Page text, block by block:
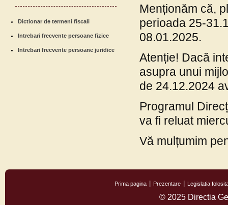
Dictionar de termeni fiscali
Intrebari frecvente persoane fizice
Intrebari frecvente persoane juridice
Menționăm că,
perioada 25-
08.01.2025.
Atenție! Dacă
asupra unui
de 24.12.2024
Programul
va fi reluat
Vă mulțumim
Prima pagina Prezentare Legislatia
© 2025 Directia